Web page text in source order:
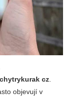
chytrykurak cz
objevují v